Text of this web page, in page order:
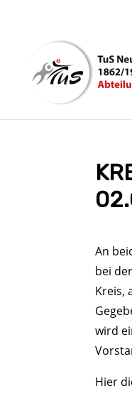
An
bei
Kreis,
wird
Hier